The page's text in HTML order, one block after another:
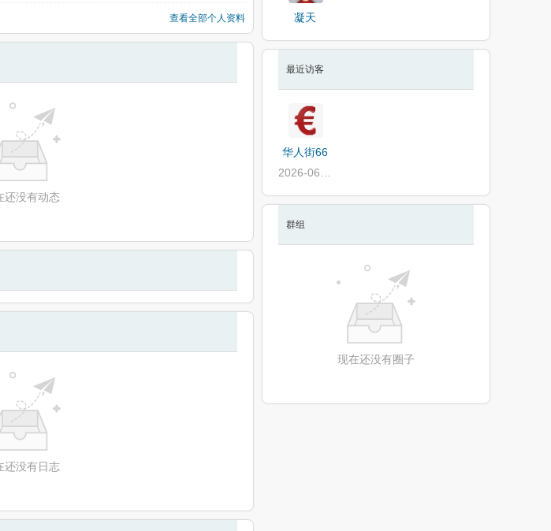
查看全部个人资料
还没有动态
还没有日志
凝天
最近访客
华人街66
群组
现在还没有圈子